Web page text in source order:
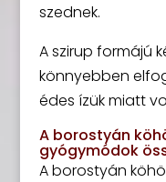
szednek.
A szirup formájú
könnyebben
édes ízük miatt
A borostyán
gyógymódok
A borostyán